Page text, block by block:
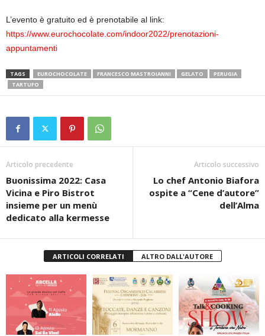
L’evento è gratuito ed è prenotabile al link:
https://www.eurochocolate.com/indoor2022/prenotazioni-
appuntamenti
TAGS EUROCHOCOLATE FRANCESCO MASTROIANNI GELATO
PERUGIA
TARTUFO
Articolo precedente
Buonissima 2022: Casa
Vicina e Piro Bistrot
insieme per un menù
dedicato alla kermesse
Articolo successivo
Lo chef Antonio Biafora
ospite a “Cene d’autore”
dell’Alma
ARTICOLI CORRELATI ALTRO DALL'AUTORE